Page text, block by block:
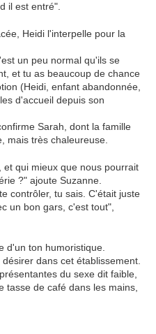
il est entré".
Heidi l'interpelle pour la
un peu normal qu'ils se
et tu as beaucoup de chance
(Heidi, enfant abandonnée,
d'accueil depuis son
Sarah, dont la famille
mais très chaleureuse.
qui mieux que nous pourrait
?" ajoute Suzanne.
contrôler, tu sais. C'était juste
un bon gars, c'est tout",
d'un ton humoristique.
dans cet établissement.
du sexe dit faible,
tasse de café dans les mains,